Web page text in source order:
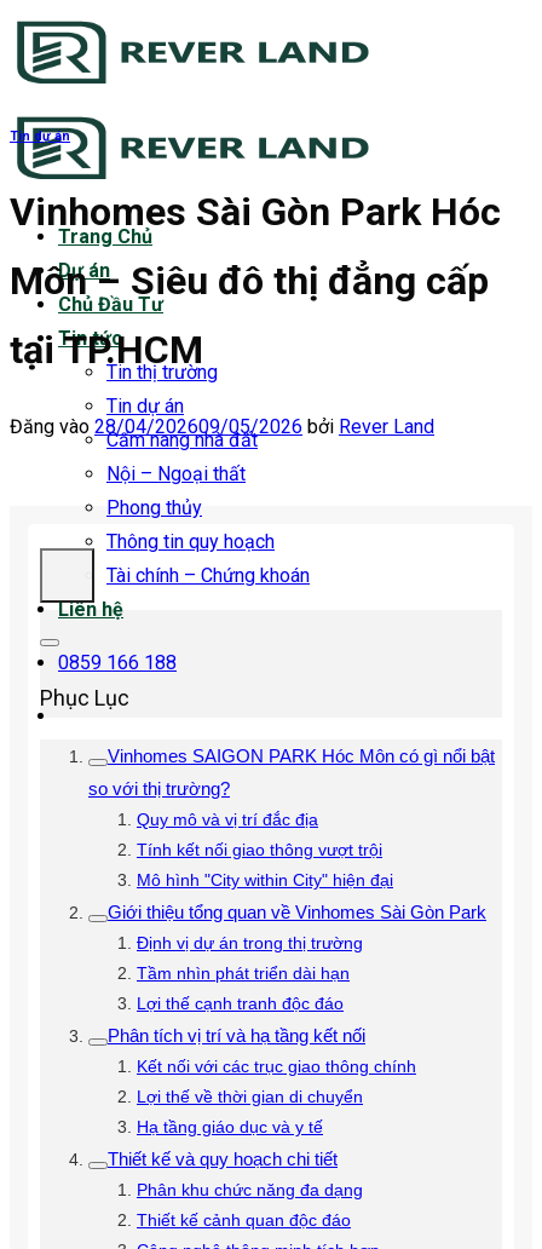
Bỏ
qua
dung
Trang Chủ
Dự án
Chủ Đầu Tư
Tin tức
Tin thị trường
Tin dự án
Cẩm nang nhà đất
Nội – Ngoại thất
Phong thủy
Thông tin quy hoạch
Tài chính – Chứng khoán
Liên hệ
0859 166 188
Tin dự án
Vinhomes Sài Gòn Park Hóc
Môn – Siêu đô thị đẳng cấp
tại TP.HCM
Đăng vào 28/04/202609/05/2026 bởi Rever Land
Phục Lục
Vinhomes SAIGON PARK Hóc Môn có gì nổi bật
so với thị trường?
Quy mô và vị trí đắc địa
Tính kết nối giao thông vượt trội
Mô hình "City within City" hiện đại
Giới thiệu tổng quan về Vinhomes Sài Gòn Park
Định vị dự án trong thị trường
Tầm nhìn phát triển dài hạn
Lợi thế cạnh tranh độc đáo
Phân tích vị trí và hạ tầng kết nối
Kết nối với các trục giao thông chính
Lợi thế về thời gian di chuyển
Hạ tầng giáo dục và y tế
Thiết kế và quy hoạch chi tiết
Phân khu chức năng đa dạng
Thiết kế cảnh quan độc đáo